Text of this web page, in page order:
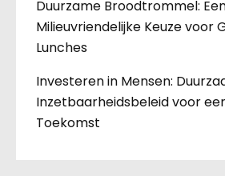
Duurzame Broodtrommel:
Milieuvriendelijke Keuze voor
Lunches
Investeren in Mensen:
Inzetbaarheidsbeleid voor
Toekomst